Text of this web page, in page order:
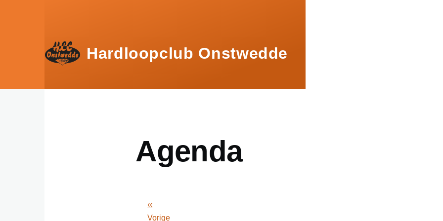
Hardloopclub Onstwedde
Agenda
Paginering
‹‹
Vorige